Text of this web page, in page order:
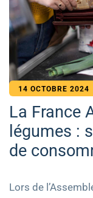
14 OCTOBRE 2024
La France
légumes :
de
Lors de